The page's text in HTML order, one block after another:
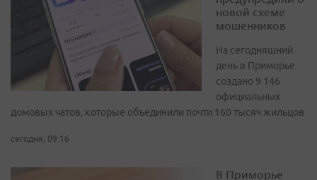
новой схеме
мошенников
На сегодняшний
день в Приморье
создано 9 146
официальных
домовых чатов, которые объединили почти 160 тысяч жильцов
сегодня, 09:16
В Приморье